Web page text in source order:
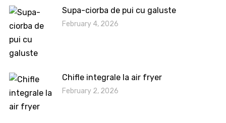
Supa-ciorba de pui cu galuste
February 4, 2026
Chifle integrale la air fryer
February 2, 2026